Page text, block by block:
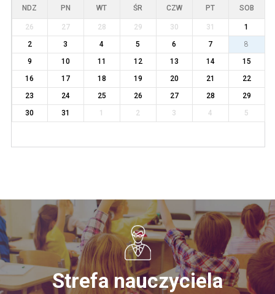
NDZ PN WT ŚR CZW PT SOB
26 27 28 29 30 31
1
2
3 4 5 6 7
8
9
10 11 12 13 14
15
16
17 18 19 20 21
22
23
24 25 26 27 28
29
30
31 1 2 3 4 5
Strefa nauczyciela